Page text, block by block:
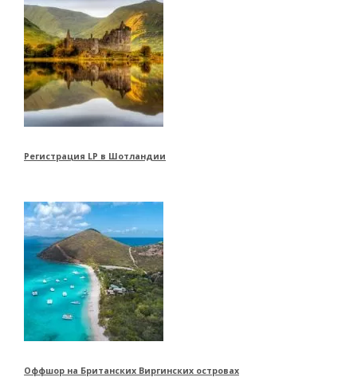
Регистрация LP в Шотландии
Оффшор на Британских Виргинских островах